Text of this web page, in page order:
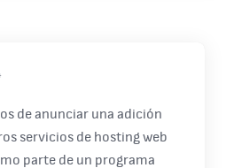
de anunciar una adición
servicios de hosting web
parte de un programa